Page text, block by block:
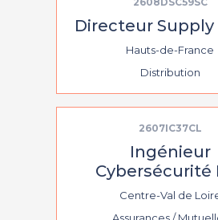
Directeur Supply
Hauts-de-France
Distribution
2607IC37CL
Ingénieur
Cybersécurité
Centre-Val de